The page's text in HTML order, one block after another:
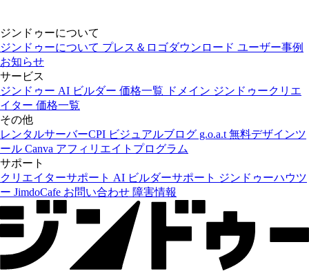
ジンドゥーについて
ジンドゥーについて プレス＆ロゴダウンロード ユーザー事例
お知らせ
サービス
ジンドゥー AI ビルダー 価格一覧 ドメイン ジンドゥークリエ
イター 価格一覧
その他
レンタルサーバーCPI ビジュアルブログ g.o.a.t 無料デザインツ
ール Canva アフィリエイトプログラム
サポート
クリエイターサポート AI ビルダーサポート ジンドゥーハウツ
ー JimdoCafe お問い合わせ 障害情報